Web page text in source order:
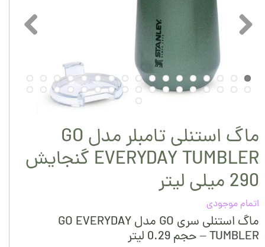
ماگ استنلی تامبلر مدل GO
EVERYDAY TUMBLER گنجایش
290 میلی لیتر
اتمام موجودی
ماگ استنلی سری GO مدل GO EVERYDAY
TUMBLER – حجم 0.29 لیتر